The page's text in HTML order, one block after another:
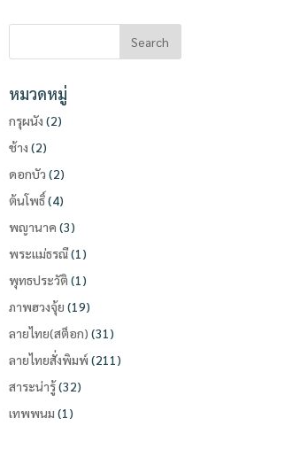
หมวดหมู่
กรุผนัง (2)
ช้าง (2)
ดอกบัว (2)
ต้นโพธิ์(4)
พญานาค (3)
พระแม่ธรณี(1)
พุทธประวัติ (1)
ภาพฮวงจุ้ย (19)
ลายไทย(สต็อก) (31)
ลายไทยสั่งพิมพ์ (211)
สาระน่ารู้(32)
เทพพนม (1)